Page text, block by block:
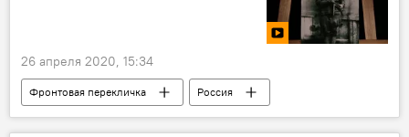
26 апреля 2020, 15:34
Фронтовая перекличка
Россия
Видео
Мультимедиа
ВОВ